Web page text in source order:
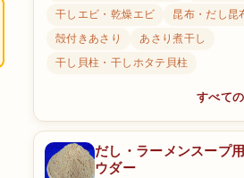
干しエビ・乾燥エビ
昆布・だし昆
殻付きあさり
あさり煮干し
干し貝柱・干しホタテ貝柱
すべて
だし・ラーメンスープ
ウダー